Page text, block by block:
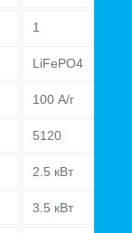
1
LiFePO4
100 А/г
5120
2.5 кВт
3.5 кВт